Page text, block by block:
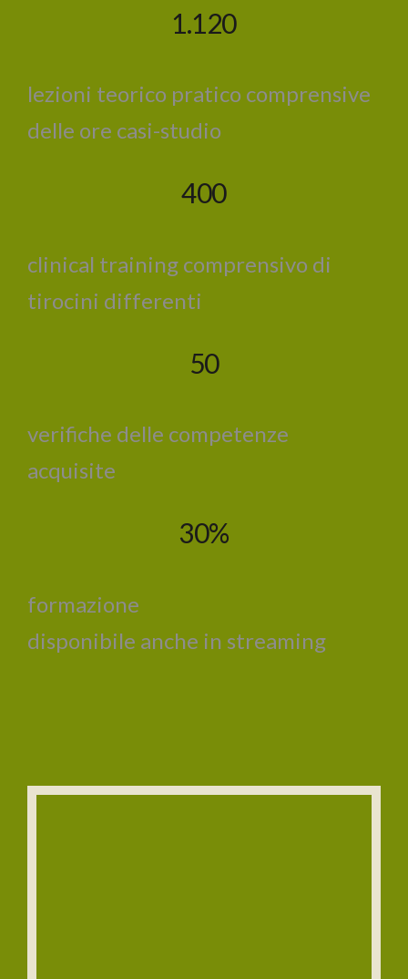
1.120
lezioni teorico pratico comprensive
delle ore casi-studio
400
clinical training comprensivo di
tirocini differenti
50
verifiche delle competenze
acquisite
30%
formazione
disponibile anche in streaming